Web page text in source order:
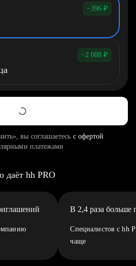
−396 ₽
−2 088 ₽
вы соглашаетесь с офертой
платежами
даёт hh PRO
В 2,4 раза больше
Специалистов с hh
чаще